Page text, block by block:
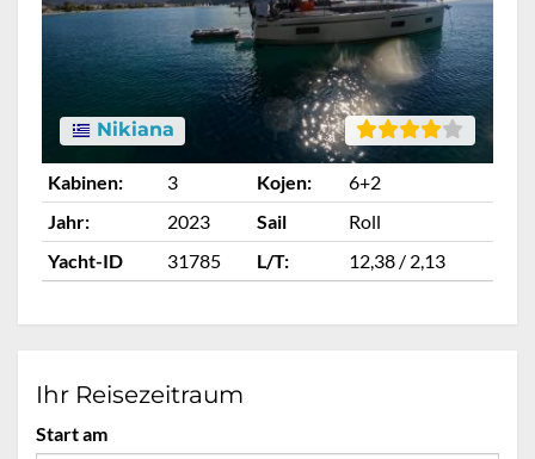
Nikiana
Kabinen: 3 Kojen:
6+2
Jahr:
2023 Sail
Roll
Yacht-ID
31785 L/T: 12,38 / 2,13
Ihr Reisezeitraum
Start am